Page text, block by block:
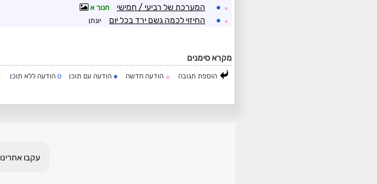
☼
● המערכת של רביעי / חמישי חנוך א
☼
● החיזוי לכמה גשם ירד בכל יום יונתן
מקרא סימנים
הוספת תגובה ☼ הודעה חדשה ● הודעה עם תוכן o הודעה ללא תוכן
עקבו אחרינו